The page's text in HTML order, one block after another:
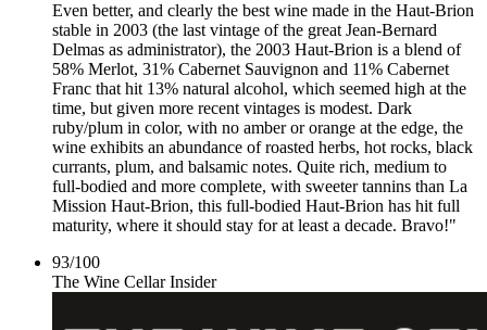
Even better, and clearly the best wine made in the Haut-Brion
stable in 2003 (the last vintage of the great Jean-Bernard
Delmas as administrator), the 2003 Haut-Brion is a blend of
58% Merlot, 31% Cabernet Sauvignon and 11% Cabernet
Franc that hit 13% natural alcohol, which seemed high at the
time, but given more recent vintages is modest. Dark
ruby/plum in color, with no amber or orange at the edge, the
wine exhibits an abundance of roasted herbs, hot rocks, black
currants, plum, and balsamic notes. Quite rich, medium to
full-bodied and more complete, with sweeter tannins than La
Mission Haut-Brion, this full-bodied Haut-Brion has hit full
maturity, where it should stay for at least a decade. Bravo!"
93/100
The Wine Cellar Insider